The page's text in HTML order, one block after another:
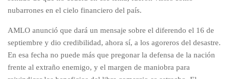
nubarrones en el cielo financiero del país.
AMLO anunció que dará un mensaje sobre el diferendo el 16 de
septiembre y dio credibilidad, ahora sí, a los agoreros del desastre.
En esa fecha no puede más que pregonar la defensa de la nación
frente al extraño enemigo, y el margen de maniobra para